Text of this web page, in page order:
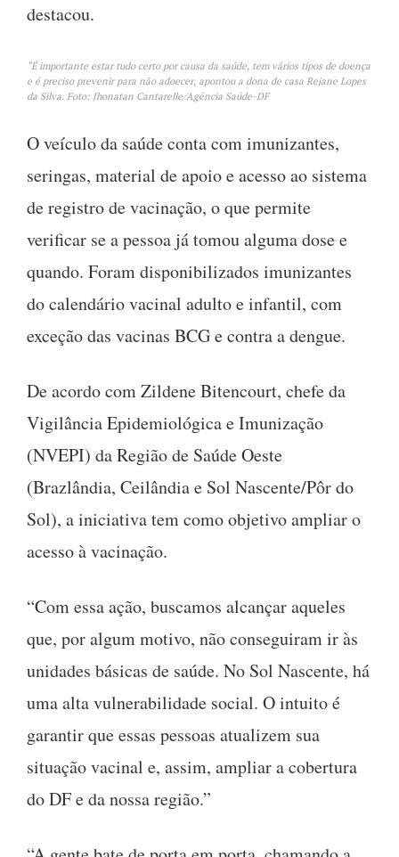
destacou.
“É importante estar tudo certo por causa da saúde, tem vários tipos de doença
e é preciso prevenir para não adoecer, apontou a dona de casa Rejane Lopes
da Silva. Foto: Jhonatan Cantarelle/Agência Saúde-DF
O veículo da saúde conta com imunizantes,
seringas, material de apoio e acesso ao sistema
de registro de vacinação, o que permite
verificar se a pessoa já tomou alguma dose e
quando. Foram disponibilizados imunizantes
do calendário vacinal adulto e infantil, com
exceção das vacinas BCG e contra a dengue.
De acordo com Zildene Bitencourt, chefe da
Vigilância Epidemiológica e Imunização
(NVEPI) da Região de Saúde Oeste
(Brazlândia, Ceilândia e Sol Nascente/Pôr do
Sol), a iniciativa tem como objetivo ampliar o
acesso à vacinação.
“Com essa ação, buscamos alcançar aqueles
que, por algum motivo, não conseguiram ir às
unidades básicas de saúde. No Sol Nascente, há
uma alta vulnerabilidade social. O intuito é
garantir que essas pessoas atualizem sua
situação vacinal e, assim, ampliar a cobertura
do DF e da nossa região.”